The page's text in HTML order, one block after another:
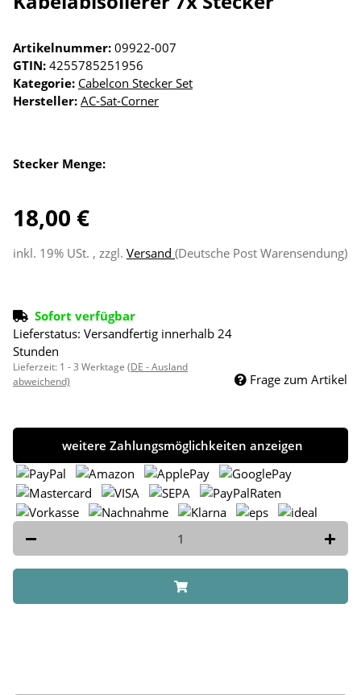
Artikelnummer: 09922-007
GTIN: 4255785251956
Kategorie: Cabelcon Stecker Set
Hersteller: AC-Sat-Corner
Stecker Menge:
18,00 €
inkl. 19% USt. , zzgl. Versand (Deutsche Post Warensendung)
Sofort verfügbar
Lieferstatus: Versandfertig innerhalb 24
Stunden
Lieferzeit: 1 - 3 Werktage (DE - Ausland
abweichend)
Frage zum Artikel
weitere Zahlungsmöglichkeiten anzeigen